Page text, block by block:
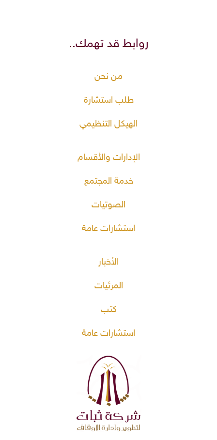
روابط قد تهمك..
من نحن
طلب استشارة
الهيكل التنظيمي
الإدارات والأقسام
خدمة المجتمع
الصوتيات
استشارات عامة
الأخبار
المرئيات
كتب
استشارات عامة